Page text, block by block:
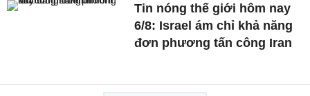
Tin nóng thế giới hôm nay
6/8: Israel ám chỉ khả năng
đơn phương tấn công Iran